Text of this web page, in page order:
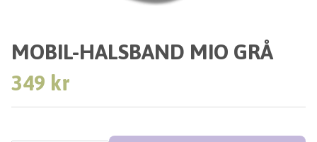
MOBIL-HALSBAND MIO GRÅ
349 kr